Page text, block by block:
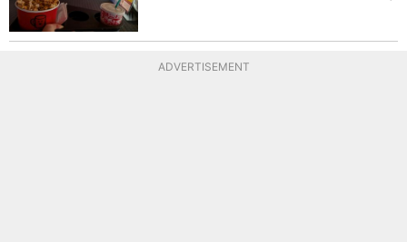
ADVERTISEMENT